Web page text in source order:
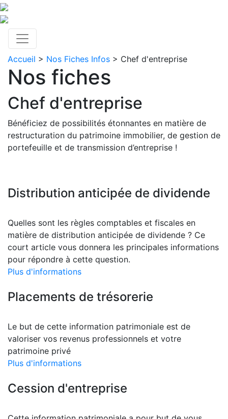
Accueil > Nos Fiches Infos > Chef d'entreprise
Nos fiches
Chef d'entreprise
Bénéficiez de possibilités étonnantes en matière de
restructuration du patrimoine immobilier, de gestion de
portefeuille et de transmission d’entreprise !
Distribution anticipée de dividende
Quelles sont les règles comptables et fiscales en
matière de distribution anticipée de dividende ? Ce
court article vous donnera les principales informations
pour répondre à cette question.
Plus d'informations
Placements de trésorerie
Le but de cette information patrimoniale est de
valoriser vos revenus professionnels et votre
patrimoine privé
Plus d'informations
Cession d'entreprise